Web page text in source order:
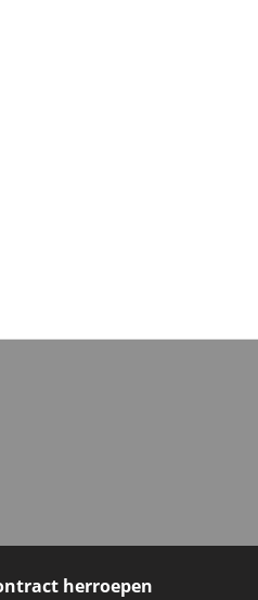
herroepen